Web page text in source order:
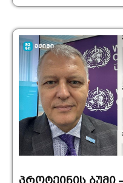
პროტეინის